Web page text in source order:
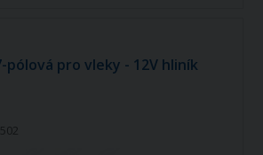
pólová pro vleky - 12V hliník